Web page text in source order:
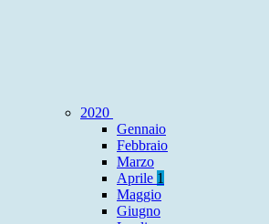
2020
Gennaio
Febbraio
Marzo
Aprile 1
Maggio
Giugno